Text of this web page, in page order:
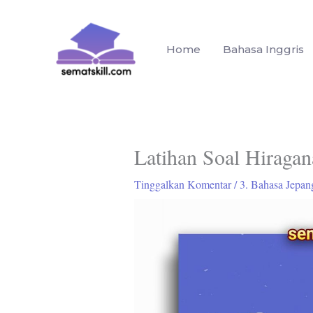
Home Bahasa Inggris
Latihan Soal
Tinggalkan Komentar/3. Bahasa